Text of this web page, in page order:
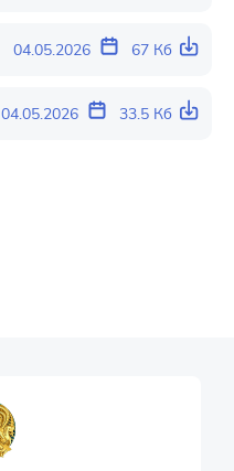
04.05.2026 67 Кб
04.05.2026 33.5 Кб